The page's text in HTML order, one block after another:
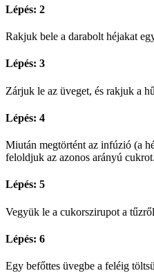
Lépés: 2
Rakjuk bele a darabolt héjakat
Lépés: 3
Zárjuk le az üveget, és rakjuk a
Lépés: 4
Miután megtörtént az infúzió (a
feloldjuk az azonos arányú cukrot.
Lépés: 5
Vegyük le a cukorszirupot a
Lépés: 6
Egy befőttes üvegbe a feléig